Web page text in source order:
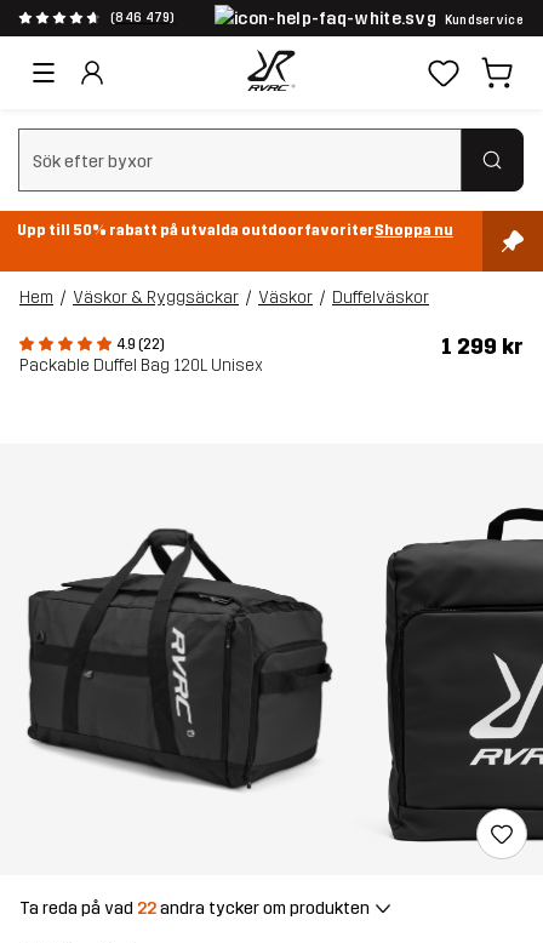
(846 479) Kundservice
Rensa sök
Upp till 50% rabatt på utvalda outdoorfavoriterShoppa nu
Hem Väskor & Ryggsäckar Väskor Duffelväskor
4.9 (22)
Packable Duffel Bag 120L Unisex
1 299 kr
Ta reda på vad 22andra tycker om produkten